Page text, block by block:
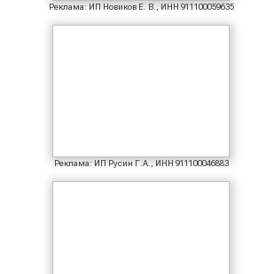
Реклама: ИП Новиков Е. В., ИНН 911100059635
Реклама: ИП Русин Г.А., ИНН 911100046883